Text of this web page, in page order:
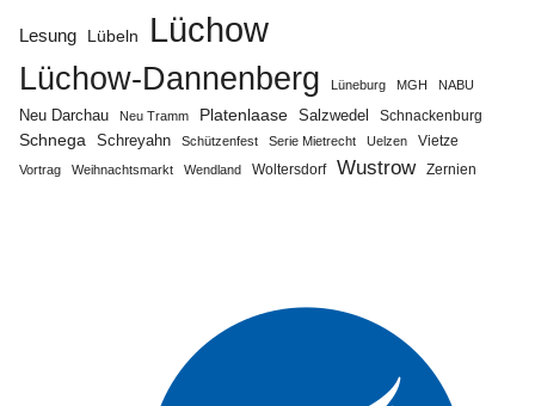
Lesung Lübeln Lüchow
Lüchow-Dannenberg Lüneburg MGH NABU
Neu Darchau Neu Tramm Platenlaase Salzwedel Schnackenburg
Schnega Schreyahn Schützenfest Serie Mietrecht Uelzen Vietze
Vortrag Weihnachtsmarkt Wendland Woltersdorf Wustrow Zernien